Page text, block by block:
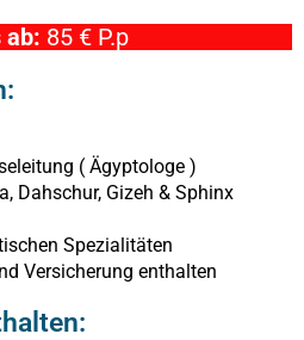
ab: 85 € P.p
( Ägyptologe )
Dahschur, Gizeh & Sphinx
Spezialitäten
Versicherung enthalten